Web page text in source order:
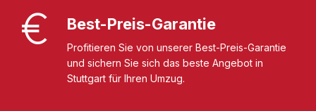
Best-Preis-Garantie
Profitieren Sie von unserer Best-Preis-Garantie
und sichern Sie sich das beste Angebot in
Stuttgart für Ihren Umzug.